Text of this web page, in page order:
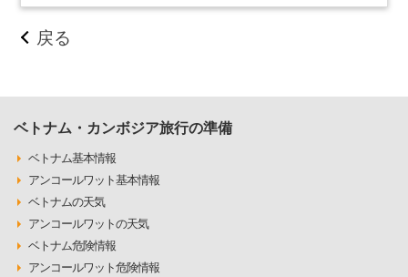
戻る
ベトナム・カンボジア旅行の準備
ベトナム基本情報
アンコールワット基本情報
ベトナムの天気
アンコールワットの天気
ベトナム危険情報
アンコールワット危険情報